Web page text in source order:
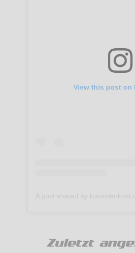
View this post on
Zuletzt